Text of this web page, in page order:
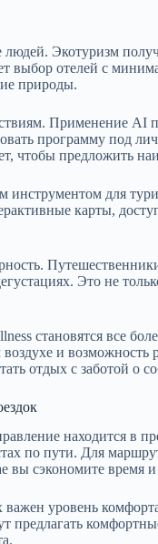
людей. Экотуризм
выбор отелей с
природы.
Применение AI
программу под
чтобы предложить
для
карты,
Это не
становятся все
и возможность
отдых с заботой о
находится в
по пути. Для
вы сэкономите время
уровень
предлагать